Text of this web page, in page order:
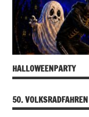
HALLOWEENPARTY
50. VOLKSRADFAHREN